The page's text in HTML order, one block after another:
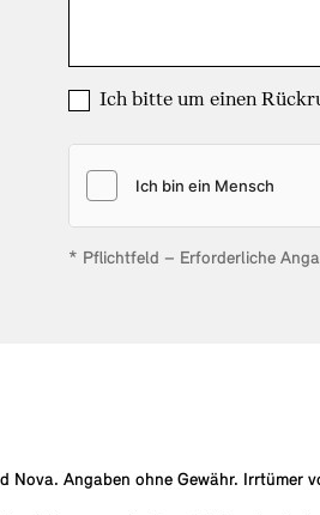
Ich bitte um einen
* Pflichtfeld – Erforderliche
Nova. Angaben ohne Gewähr. Irrtümer